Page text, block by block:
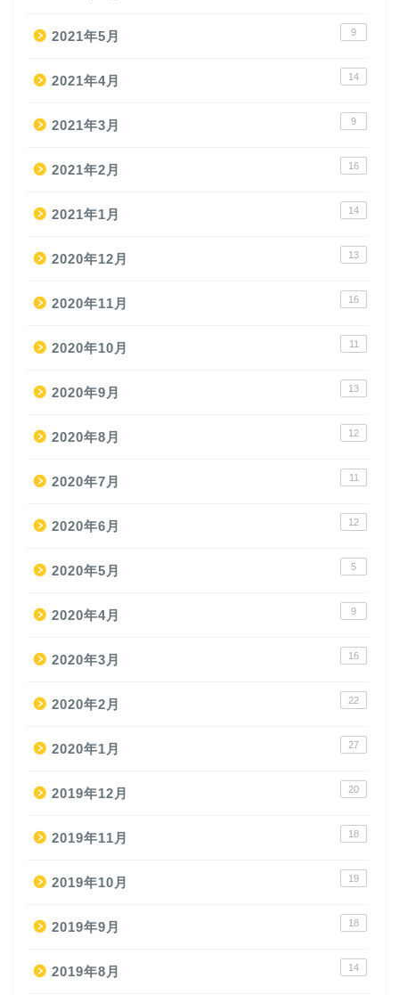
2021年5月 9
2021年4月 14
2021年3月 9
2021年2月 16
2021年1月 14
2020年12月 13
2020年11月 16
2020年10月 11
2020年9月 13
2020年8月 12
2020年7月 11
2020年6月 12
2020年5月 5
2020年4月 9
2020年3月 16
2020年2月 22
2020年1月 27
2019年12月 20
2019年11月 18
2019年10月 19
2019年9月 18
2019年8月 14